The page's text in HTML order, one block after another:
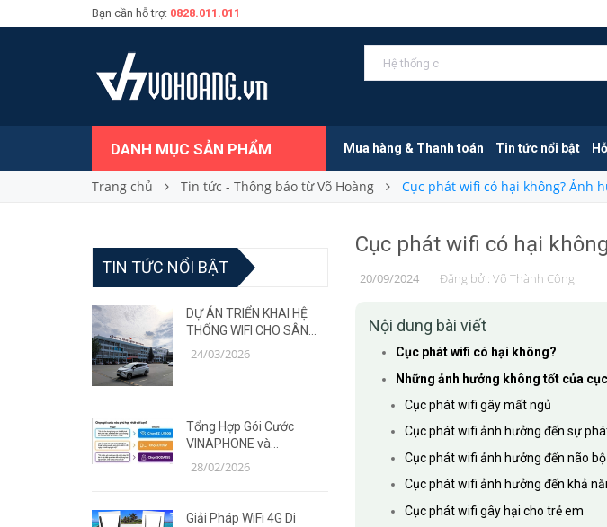
Bạn cần hỗ trợ: 0828.011.011
DANH MỤC SẢN PHẨM Mua hàng & Thanh toán Tin tức nổi bật
Trang chủ Tin tức - Thông báo từ Võ Hoàng Cục phát wifi có hại không? Ảnh
Cục phát wifi có hại
20/09/2024 Đăng bởi: Võ Thành Công
Nội dung bài viết
Cục phát wifi có hại không?
Những ảnh hưởng không tốt của
Cục phát wifi gây mất ngủ
Cục phát wifi ảnh hưởng đến sự
Cục phát wifi ảnh hưởng đến não bộ
Cục phát wifi ảnh hưởng đến khả
Cục phát wifi gây hại cho trẻ em
TIN TỨC NỔI BẬT
DỰ ÁN TRIỂN KHAI HỆ
THỐNG WIFI CHO SÂN
BAY – GIẢI PHÁP MẠNG
24/03/2026
Tổng Hợp Gói Cước
VINAPHONE và
MOBIFONE Giá Ưu Đãi
28/02/2026
Giải Pháp WiFi 4G Di